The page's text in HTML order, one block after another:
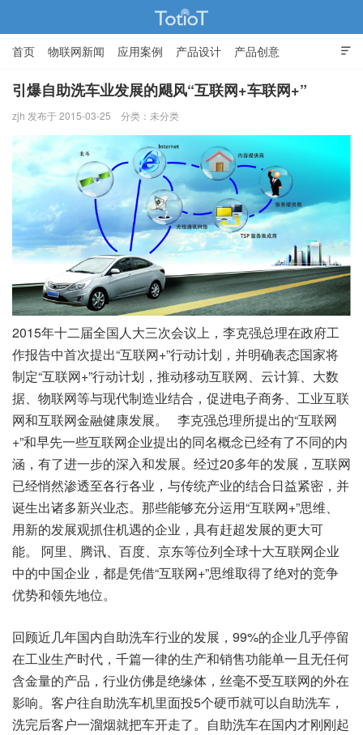
物联网的那些事 - Totiot

首页 物联网新闻 应用案例 产品设计 产品创意
智能家居
引爆自助洗车业发展的飓风“互联网+车联网+”
zjh 发布于 2015-03-25 分类：未分类
2015年十二届全国人大三次会议上，李克强总理在政府工
作报告中首次提出“互联网+”行动计划，并明确表态国家将
制定“互联网+”行动计划，推动移动互联网、云计算、大数
据、物联网等与现代制造业结合，促进电子商务、工业互联
网和互联网金融健康发展。 李克强总理所提出的“互联网
+”和早先一些互联网企业提出的同名概念已经有了不同的内
涵，有了进一步的深入和发展。经过20多年的发展，互联网
已经悄然渗透至各行各业，与传统产业的结合日益紧密，并
诞生出诸多新兴业态。那些能够充分运用“互联网+”思维、
用新的发展观抓住机遇的企业，具有赶超发展的更大可
能。 阿里、腾讯、百度、京东等位列全球十大互联网企业
中的中国企业，都是凭借“互联网+”思维取得了绝对的竞争
优势和领先地位。
回顾近几年国内自助洗车行业的发展，99%的企业几乎停留
在工业生产时代，千篇一律的生产和销售功能单一且无任何
含金量的产品，行业仿佛是绝缘体，丝毫不受互联网的外在
影响。客户往自助洗车机里面投5个硬币就可以自助洗车，
洗完后客户一溜烟就把车开走了。自助洗车在国内才刚刚起